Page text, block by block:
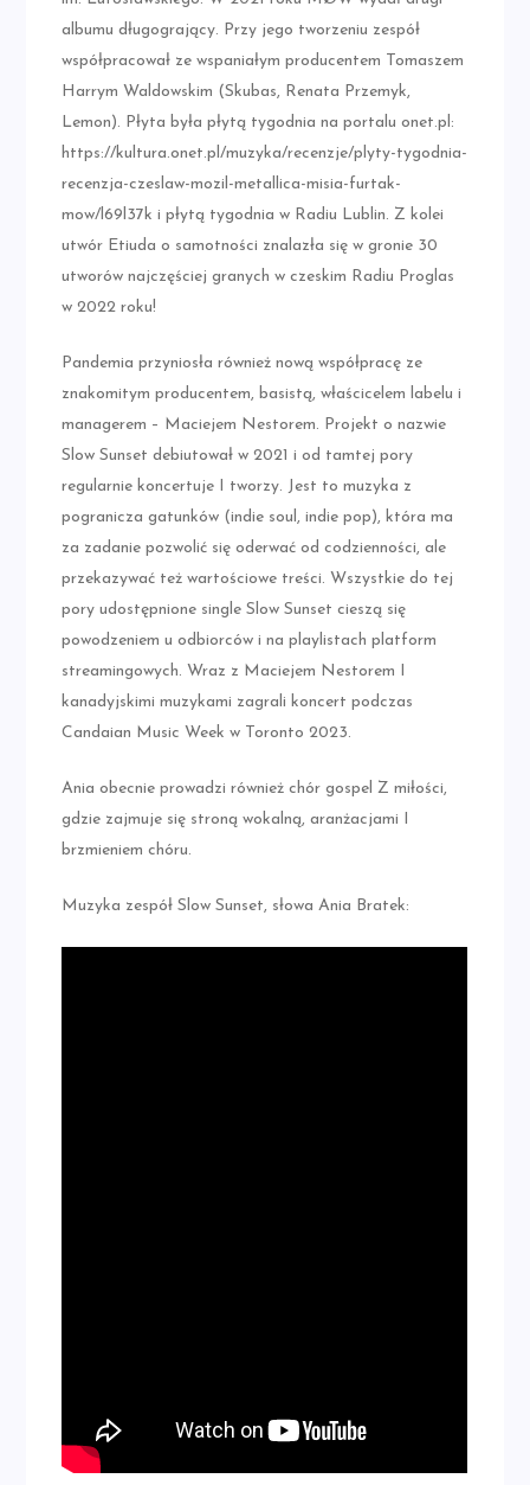
albumu długogrający. Przy jego tworzeniu zespół
współpracował ze wspaniałym producentem Tomaszem
Harrym Waldowskim (Skubas, Renata Przemyk,
Lemon). Płyta była płytą tygodnia na portalu onet.pl:
https://kultura.onet.pl/muzyka/recenzje/plyty-tygodnia-
recenzja-czeslaw-mozil-metallica-misia-furtak-
mow/l69l37k i płytą tygodnia w Radiu Lublin. Z kolei
utwór Etiuda o samotności znalazła się w gronie 30
utworów najczęściej granych w czeskim Radiu Proglas
w 2022 roku!
Pandemia przyniosła również nową współpracę ze
znakomitym producentem, basistą, właścicelem labelu i
managerem – Maciejem Nestorem. Projekt o nazwie
Slow Sunset debiutował w 2021 i od tamtej pory
regularnie koncertuje I tworzy. Jest to muzyka z
pogranicza gatunków (indie soul, indie pop), która ma
za zadanie pozwolić się oderwać od codzienności, ale
przekazywać też wartościowe treści. Wszystkie do tej
pory udostępnione single Slow Sunset cieszą się
powodzeniem u odbiorców i na playlistach platform
streamingowych. Wraz z Maciejem Nestorem I
kanadyjskimi muzykami zagrali koncert podczas
Candaian Music Week w Toronto 2023.
Ania obecnie prowadzi również chór gospel Z miłości,
gdzie zajmuje się stroną wokalną, aranżacjami I
brzmieniem chóru.
Muzyka zespół Slow Sunset, słowa Ania Bratek: